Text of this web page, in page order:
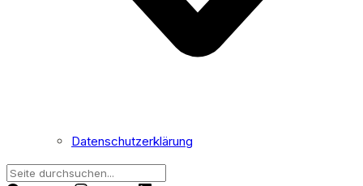
Datenschutzerklärung